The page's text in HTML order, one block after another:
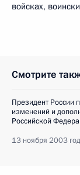
войсках,
Смотрите
Президент России
изменений и
Российской
13 ноября 2003